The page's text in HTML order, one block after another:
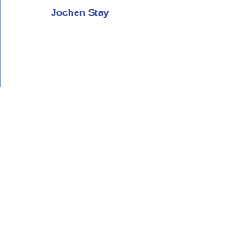
Jochen Stay